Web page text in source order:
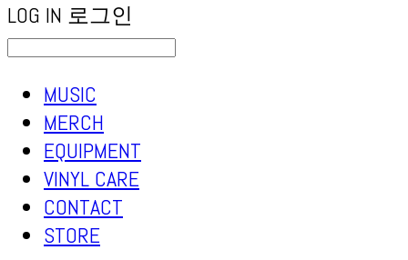
LOG IN 로그인
MUSIC
MERCH
EQUIPMENT
VINYL CARE
CONTACT
STORE